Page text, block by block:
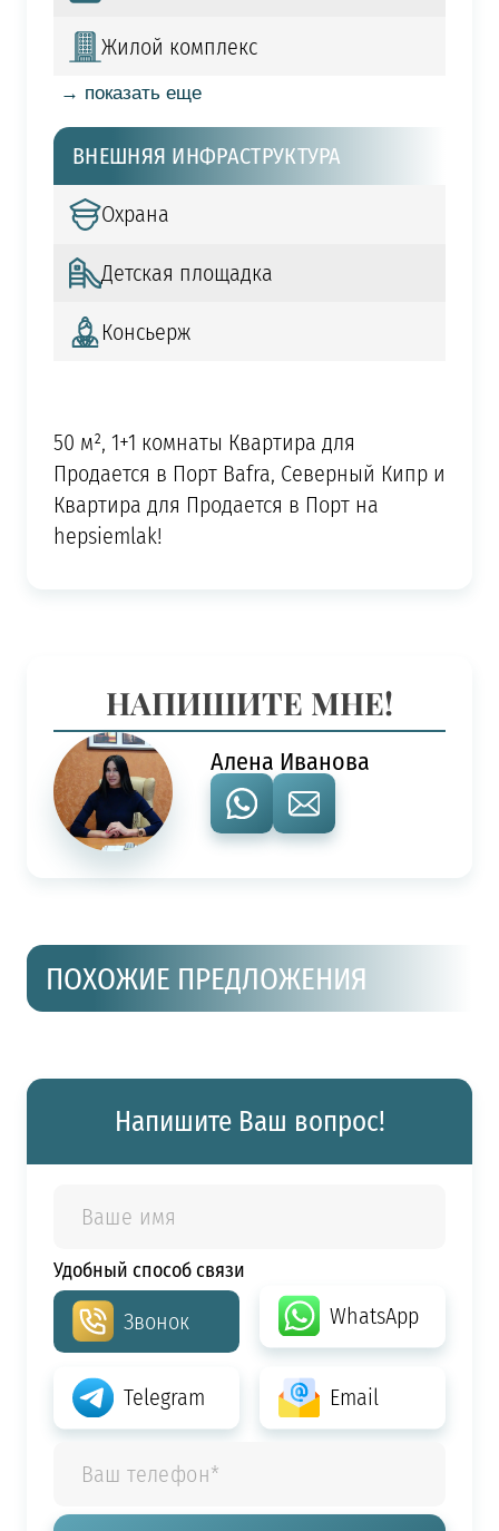
Жилой комплекс
→ показать еще
ВНЕШНЯЯ ИНФРАСТРУКТУРА
Охрана
Детская площадка
Консьерж
50 м², 1+1 комнаты Квартира для
Продается в Порт Bafra, Северный Кипр и
Квартира для Продается в Порт на
hepsiemlak!
НАПИШИТЕ МНЕ!
Алена Иванова
ПОХОЖИЕ ПРЕДЛОЖЕНИЯ
Напишите Ваш вопрос!
Удобный способ связи
Звонок WhatsApp
Telegram Email